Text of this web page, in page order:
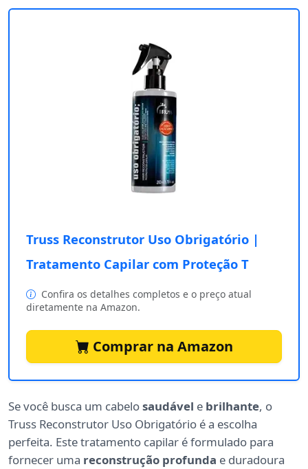
Truss Reconstrutor Uso Obrigatório |
Tratamento Capilar com Proteção T
Confira os detalhes completos e o preço atual
diretamente na Amazon.
Comprar na Amazon
Se você busca um cabelosaudável e brilhante, o
Truss Reconstrutor Uso Obrigatório é a escolha
perfeita. Este tratamento capilar é formulado para
fornecer uma reconstrução profunda e duradoura